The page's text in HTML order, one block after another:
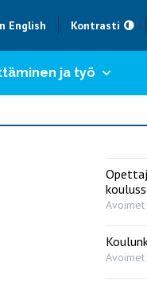
English Kontrasti
ja työ